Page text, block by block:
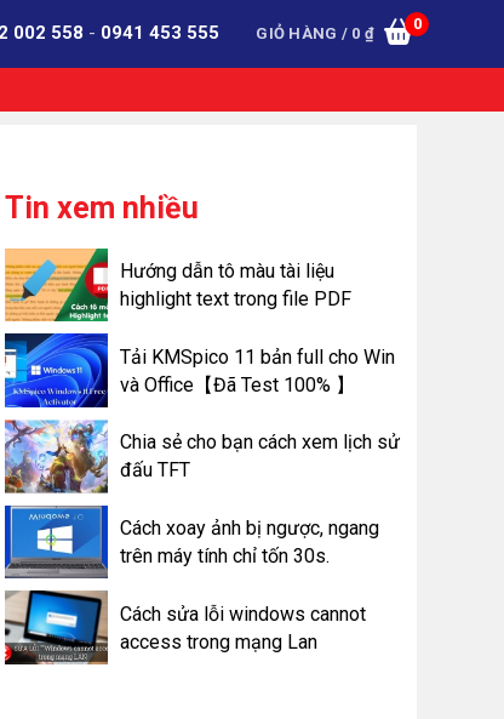
GIỎ HÀNG / 0 ₫
0
002 558 - 0941 453 555
Tin xem nhiều
Hướng dẫn tô màu tài liệu
highlight text trong file PDF
Tải KMSpico 11 bản full cho Win
và Office【Đã Test 100% 】
Chia sẻ cho bạn cách xem lịch sử
đấu TFT
Cách xoay ảnh bị ngược, ngang
trên máy tính chỉ tốn 30s.
Cách sửa lỗi windows cannot
access trong mạng Lan